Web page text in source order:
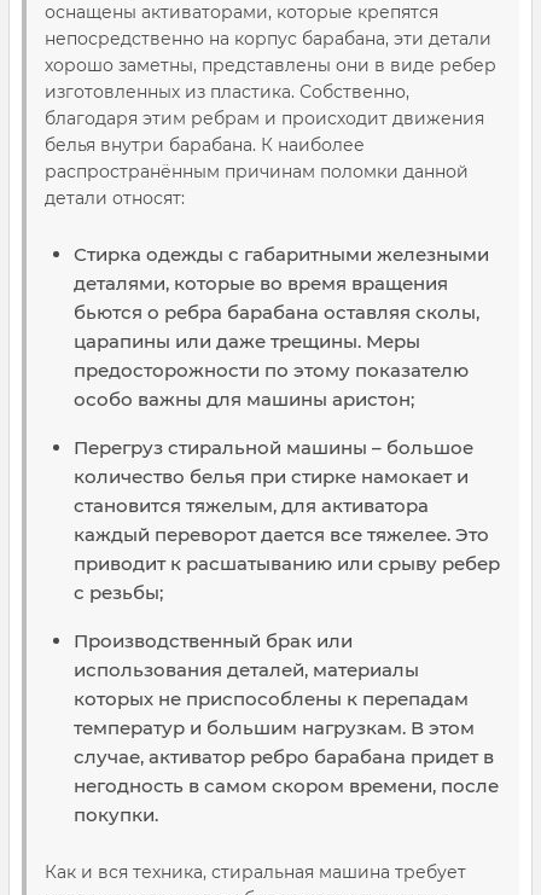
оснащены активаторами, которые крепятся
непосредственно на корпус барабана, эти детали
хорошо заметны, представлены они в виде ребер
изготовленных из пластика. Собственно,
благодаря этим ребрам и происходит движения
белья внутри барабана. К наиболее
распространённым причинам поломки данной
детали относят:
Стирка одежды с габаритными железными
деталями, которые во время вращения
бьются о ребра барабана оставляя сколы,
царапины или даже трещины. Меры
предосторожности по этому показателю
особо важны для машины аристон;
Перегруз стиральной машины – большое
количество белья при стирке намокает и
становится тяжелым, для активатора
каждый переворот дается все тяжелее. Это
приводит к расшатыванию или срыву ребер
с резьбы;
Производственный брак или
использования деталей, материалы
которых не приспособлены к перепадам
температур и большим нагрузкам. В этом
случае, активатор ребро барабана придет в
негодность в самом скором времени, после
покупки.
Как и вся техника, стиральная машина требует